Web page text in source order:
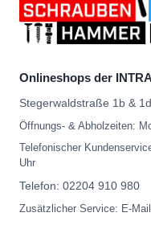
Onlineshops der
Stegerwaldstraße 1b &
Öffnungs- & Abholzeiten:
Telefonischer
Uhr
Telefon: 02204 910 980
Zusätzlicher Service: E-